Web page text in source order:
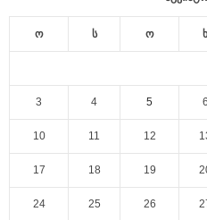
ო ს ო ხ
3 4 5 6
10 11 12
17 18 19
24 25 26